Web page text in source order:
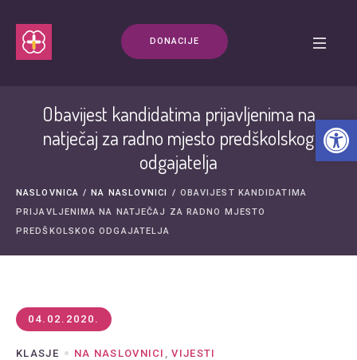
DONACIJE
Obavijest kandidatima prijavljenima na
natječaj za radno mjesto predškolskog
odgajatelja
NASLOVNICA / NA NASLOVNICI / OBAVIJEST KANDIDATIMA
PRIJAVLJENIMA NA NATJEČAJ ZA RADNO MJESTO
PREDŠKOLSKOG ODGAJATELJA
04.02.2020.
KLASJE NA NASLOVNICI ,VIJESTI